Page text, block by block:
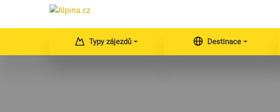
Typy zájezdů Destinace